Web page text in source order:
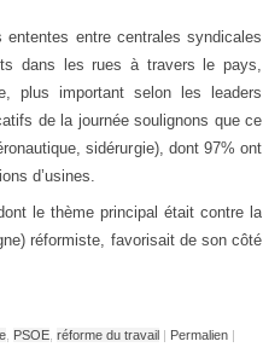
entre centrales syndicales
dans les rues à travers le pays,
plus important selon les leaders
de la journée soulignons que ce
sidérurgie), dont 97% ont
d’usines.
le thème principal était contre la
réformiste, favorisait de son côté
PSOE réforme du travail | Permalien |